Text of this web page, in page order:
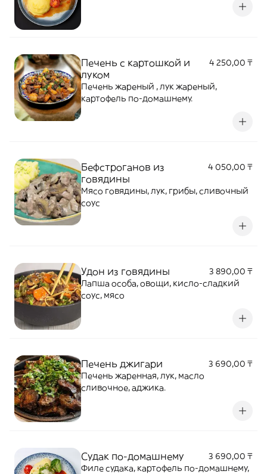
Печень с картошкой и
луком
4 250,00 ₸
Печень жареный , лук жареный,
картофель по-домашнему.
Бефстроганов из
говядины
4 050,00 ₸
Мясо говядины, лук, грибы, сливочный
соус
Удон из говядины
3 890,00 ₸
Лапша особа, овощи, кисло-сладкий
соус, мясо
Печень джигари
3 690,00 ₸
Печень жаренная, лук, масло
сливочное, аджика.
Судак по-домашнему
3 690,00 ₸
Филе судака, картофель по-домашнему,